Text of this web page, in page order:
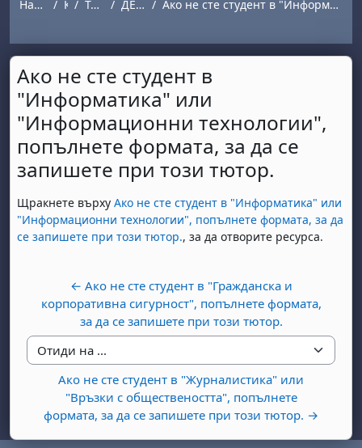
Начална страница Курсове Тюторството в НБУ ДЕЛЯН КЕРЕМЕДЧИЕВ Ако не сте студент в "Информатика" или "Информационни технологии", попълнете формата, за да се запишете при този тютор.
Ако не сте студент в
"Информатика" или
"Информационни технологии",
попълнете формата, за да се
запишете при този тютор.
Щракнете върху Ако не сте студент в "Информатика" или
"Информационни технологии", попълнете формата, за да
се запишете при този тютор., за да отворите ресурса.
← Ако не сте студент в "Гражданска и
корпоративна сигурност", попълнете формата,
за да се запишете при този тютор.
Отиди на ...
Ако не сте студент в "Журналистика" или
"Връзки с обществеността", попълнете
формата, за да се запишете при този тютор. →